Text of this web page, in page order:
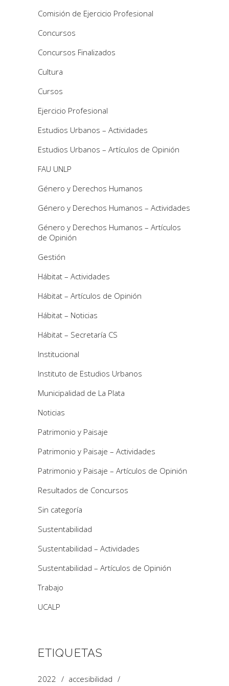
Comisión de Ejercicio Profesional
Concursos
Concursos Finalizados
Cultura
Cursos
Ejercicio Profesional
Estudios Urbanos – Actividades
Estudios Urbanos – Artículos de Opinión
FAU UNLP
Género y Derechos Humanos
Género y Derechos Humanos – Actividades
Género y Derechos Humanos – Artículos
de Opinión
Gestión
Hábitat – Actividades
Hábitat – Artículos de Opinión
Hábitat – Noticias
Hábitat – Secretaría CS
Institucional
Instituto de Estudios Urbanos
Municipalidad de La Plata
Noticias
Patrimonio y Paisaje
Patrimonio y Paisaje – Actividades
Patrimonio y Paisaje – Artículos de Opinión
Resultados de Concursos
Sin categoría
Sustentabilidad
Sustentabilidad – Actividades
Sustentabilidad – Artículos de Opinión
Trabajo
UCALP
ETIQUETAS
2022
accesibilidad